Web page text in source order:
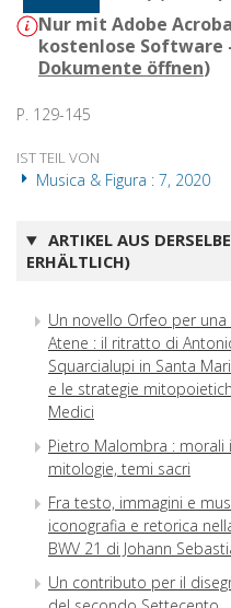
Nur mit Adobe
kostenlose Software
Dokumente öffnen)
P. 129-145
IST TEIL VON
Musica & Figura : 7, 2020
ARTIKEL AUS
ERHÄLTLICH)
Un novello Orfeo per una
Atene : il ritratto di
Squarcialupi in Santa
e le strategie
Medici
Pietro Malombra : morali
mitologie, temi sacri
Fra testo, immagini e
iconografia e retorica
BWV 21 di Johann
Un contributo per il